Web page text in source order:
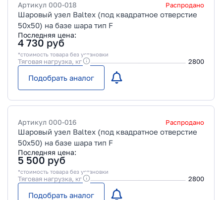
Артикул 000-018 Распродано
Шаровый узел Baltex (под квадратное отверстие
50х50) на базе шара тип F
Последняя цена:
4 730 руб
*стоимость товара без установки
Тяговая нагрузка, кг 2800
Подобрать аналог
Артикул 000-016 Распродано
Шаровый узел Baltex (под квадратное отверстие
50х50) на базе шара тип F
Последняя цена:
5 500 руб
*стоимость товара без установки
Тяговая нагрузка, кг 2800
Подобрать аналог